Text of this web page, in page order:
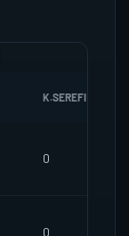
K.SEREFI
0
0